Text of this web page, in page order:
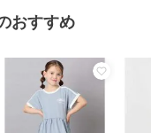
おすすめ